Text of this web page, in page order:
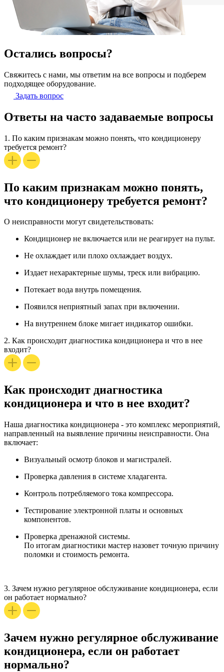
Остались вопросы?
Свяжитесь с нами, мы ответим на все вопросы и подберем
подходящее оборудование.
Задать вопрос
Ответы на часто задаваемые вопросы
1. По каким признакам можно понять, что кондиционеру
требуется ремонт?
По каким признакам можно понять,
что кондиционеру требуется ремонт?
О неисправности могут свидетельствовать:
Кондиционер не включается или не реагирует на пульт.
Не охлаждает или плохо охлаждает воздух.
Издает нехарактерные шумы, треск или вибрацию.
Потекает вода внутрь помещения.
Появился неприятный запах при включении.
На внутреннем блоке мигает индикатор ошибки.
2. Как происходит диагностика кондиционера и что в нее
входит?
Как происходит диагностика
кондиционера и что в нее входит?
Наша диагностика кондиционера - это комплекс мероприятий,
направленный на выявление причины неисправности. Она
включает:
Визуальный осмотр блоков и магистралей.
Проверка давления в системе хладагента.
Контроль потребляемого тока компрессора.
Тестирование электронной платы и основных
компонентов.
Проверка дренажной системы.
По итогам диагностики мастер назовет точную причину
поломки и стоимость ремонта.
3. Зачем нужно регулярное обслуживание кондиционера, если
он работает нормально?
Зачем нужно регулярное обслуживание
кондиционера, если он работает
нормально?